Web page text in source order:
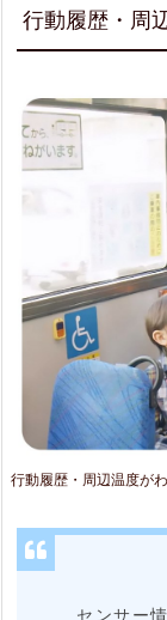
行動履歴・周
行動履歴・周辺温度が
センサー